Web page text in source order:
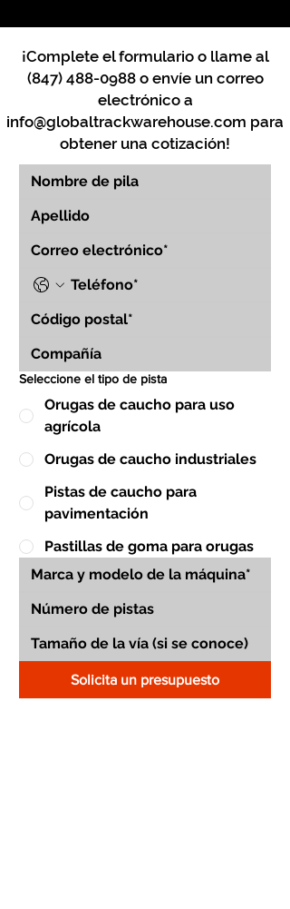
¡Complete el formulario o llame al
(847) 488-0988o envíe un correo
electrónico a
info@globaltrackwarehouse.com para
obtener una cotización!
Seleccione el tipo de pista
Orugas de caucho para uso
agrícola
Orugas de caucho industriales
Pistas de caucho para
pavimentación
Pastillas de goma para orugas
Solicita un presupuesto